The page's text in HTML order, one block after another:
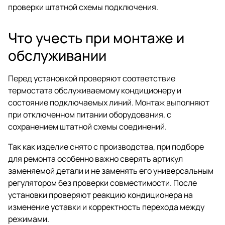
проверки штатной схемы подключения.
Что учесть при монтаже и
обслуживании
Перед установкой проверяют соответствие
термостата обслуживаемому кондиционеру и
состояние подключаемых линий. Монтаж выполняют
при отключенном питании оборудования, с
сохранением штатной схемы соединений.
Так как изделие снято с производства, при подборе
для ремонта особенно важно сверять артикул
заменяемой детали и не заменять его универсальным
регулятором без проверки совместимости. После
установки проверяют реакцию кондиционера на
изменение уставки и корректность перехода между
режимами.